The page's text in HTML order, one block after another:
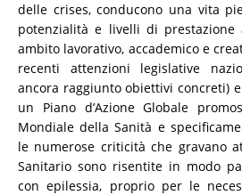
delle crises, conducono una vita
potenzialità e livelli di prestazione
ambito lavorativo, accademico e
recenti attenzioni legislative
ancora raggiunto obiettivi concreti) e
un Piano d’Azione Globale
Mondiale della Sanità e
le numerose criticità che gravano
Sanitario sono risentite in modo
con epilessia, proprio per le